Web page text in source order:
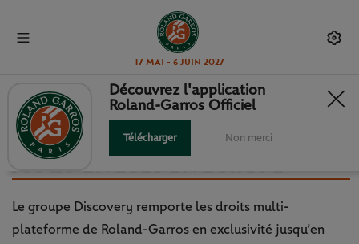
17 Mai - 6 Juin 2027
DROITS MULTI-PLATEFORME :
DISCOVERY EN EXCLUSIVITÉ
JUSQU’EN 2026 EN EUROPE
Le groupe Discovery remporte les droits multi-
plateforme de Roland-Garros en exclusivité jusqu’en
Découvrez l'application
Roland-Garros Officiel
Télécharger Non merci